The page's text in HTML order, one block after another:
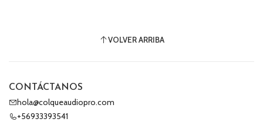
VOLVER ARRIBA
CONTÁCTANOS
hola@colqueaudiopro.com
+56933393541